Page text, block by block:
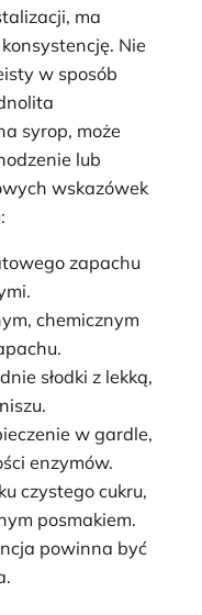
ma
Nie
w sposób
syrop, może
lub
wskazówek
zapachu
chemicznym
słodki z lekką,
w gardle,
enzymów.
czystego cukru,
posmakiem.
powinna być